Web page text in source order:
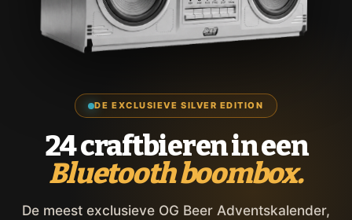
DE EXCLUSIEVE SILVER EDITION
24 craftbieren in een
Bluetooth boombox.
De meest exclusieve OG Beer Adventskalender,